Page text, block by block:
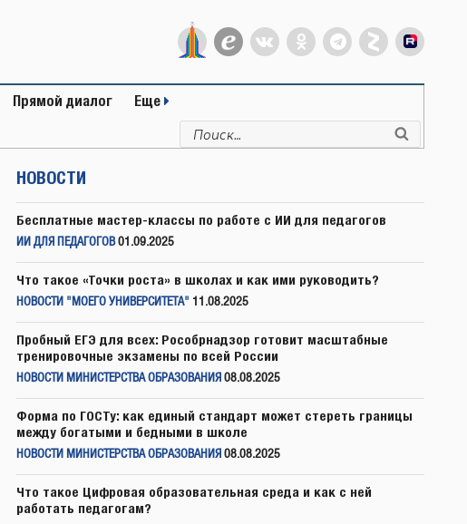
Прямой диалог Еще
Искать:
НОВОСТИ
Бесплатные мастер-классы по работе с ИИ для педагогов
ИИ ДЛЯ ПЕДАГОГОВ 01.09.2025
Что такое «Точки роста» в школах и как ими руководить?
НОВОСТИ "МОЕГО УНИВЕРСИТЕТА" 11.08.2025
Пробный ЕГЭ для всех: Рособрнадзор готовит масштабные
тренировочные экзамены по всей России
НОВОСТИ МИНИСТЕРСТВА ОБРАЗОВАНИЯ 08.08.2025
Форма по ГОСТу: как единый стандарт может стереть границы
между богатыми и бедными в школе
НОВОСТИ МИНИСТЕРСТВА ОБРАЗОВАНИЯ 08.08.2025
Что такое Цифровая образовательная среда и как с ней
работать педагогам?